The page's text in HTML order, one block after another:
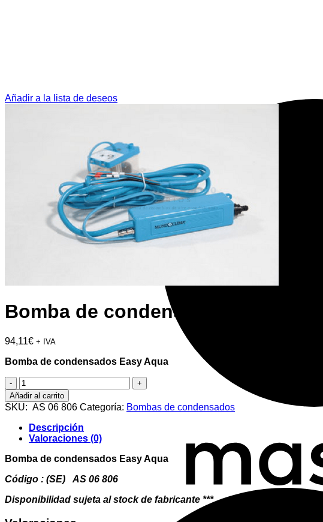
Añadir a la lista de deseos
Bomba de condensados Easy Aqua
94,11€ + IVA
Bomba de condensados Easy Aqua
Bomba
de
condensados
Easy
Aqua
cantidad
Añadir al carrito
SKU: AS 06 806 Categoría: Bombas de condensados
Descripción
Valoraciones (0)
Bomba de condensados Easy Aqua
Código : (SE) AS 06 806
Disponibilidad sujeta al stock de fabricante ***